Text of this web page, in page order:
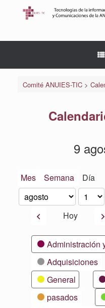
Comité ANUIES-TIC>
9
Mes Semana Día
Mes
Día
Año
AnteriorHoy
CategoríasAdministración
Adquisiciones
General
pasados